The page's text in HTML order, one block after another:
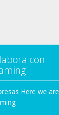
con
Here we are